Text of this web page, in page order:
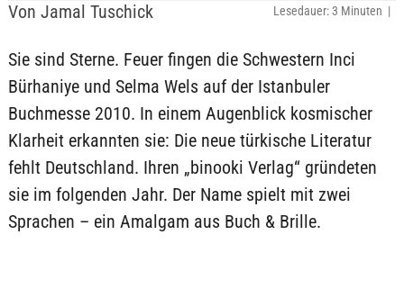
Von Jamal Tuschick
Lesedauer: 3 Minuten |
Sie sind Sterne. Feuer fingen die Schwestern Inci
Bürhaniye und Selma Wels auf der Istanbuler
Buchmesse 2010. In einem Augenblick kosmischer
Klarheit erkannten sie: Die neue türkische Literatur
fehlt Deutschland. Ihren „binooki Verlag“ gründeten
sie im folgenden Jahr. Der Name spielt mit zwei
Sprachen – ein Amalgam aus Buch & Brille.